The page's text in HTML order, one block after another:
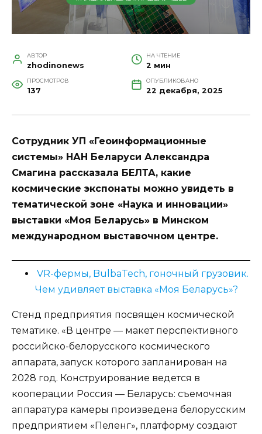
АВТОР
zhodinonews
НА ЧТЕНИЕ
2 мин
ПРОСМОТРОВ
137
ОПУБЛИКОВАНО
22 декабря, 2025
Сотрудник УП «Геоинформационные
системы» НАН Беларуси Александра
Смагина рассказала БЕЛТА, какие
космические экспонаты можно увидеть в
тематической зоне «Наука и инновации»
выставки «Моя Беларусь» в Минском
международном выставочном центре.
VR-фермы, BulbaTech, гоночный грузовик.
Чем удивляет выставка «Моя Беларусь»?
Стенд предприятия посвящен космической
тематике. «В центре — макет перспективного
российско-белорусского космического
аппарата, запуск которого запланирован на
2028 год. Конструирование ведется в
кооперации Россия — Беларусь: съемочная
аппаратура камеры произведена белорусским
предприятием «Пеленг», платформу создают